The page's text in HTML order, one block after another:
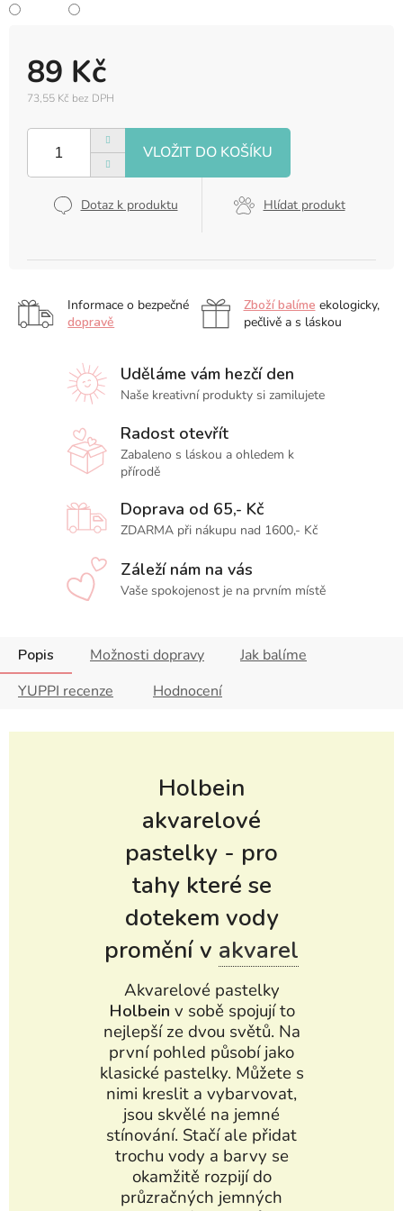
89 Kč
73,55 Kč bez DPH
cena:
Dotaz k produktu Hlídat produkt
Informace o bezpečné
dopravě
Zboží balíme ekologicky,
pečlivě a s láskou
Uděláme vám hezčí den
Naše kreativní produkty si zamilujete
Radost otevřít
Zabaleno s láskou a ohledem k
přírodě
Doprava od 65,- Kč
ZDARMA při nákupu nad 1600,- Kč
Záleží nám na vás
Vaše spokojenost je na prvním místě
Popis Možnosti dopravy
Jak balíme
YUPPI recenze
Hodnocení
Holbein
akvarelové
pastelky - pro
tahy které se
dotekem vody
promění v akvarel
Akvarelové pastelky
Holbein v sobě spojují to
nejlepší ze dvou světů. Na
první pohled působí jako
klasické pastelky. Můžete s
nimi kreslit a vybarvovat,
jsou skvělé na jemné
stínování. Stačí ale přidat
trochu vody a barvy se
okamžitě rozpijí do
průzračných jemných